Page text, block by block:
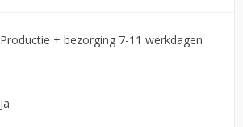
Productie + bezorging 7-11 werkdagen
Ja